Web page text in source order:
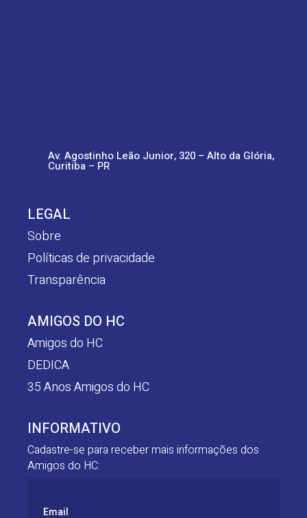
Av. Agostinho Leão Junior, 320 – Alto da Glória,
Curitiba – PR
LEGAL
Sobre
Políticas de privacidade
Transparência
AMIGOS DO HC
Amigos do HC
DEDICA
35 Anos Amigos do HC
INFORMATIVO
Cadastre-se para receber mais informações dos
Amigos do HC:
Email